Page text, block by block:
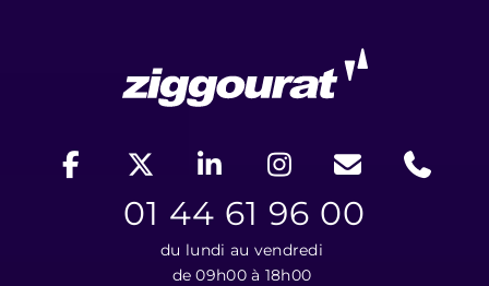
01 44 61 96 00
du lundi au vendredi
de 09h00 à 18h00